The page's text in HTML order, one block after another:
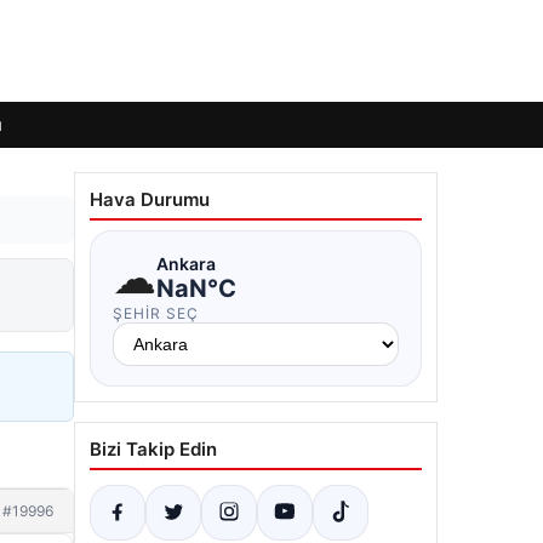
#19996
Hava Durumu
☁Ankara
NaN°C
ŞEHIR SEÇ
Bizi Takip Edin